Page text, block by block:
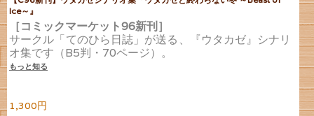
Ice～』
［コミックマーケット96新刊］
サークル「てのひら日誌」が送る、『ウタカゼ』シナリ
オ集です（B5判・70ページ）。
もっと知る
1,300円